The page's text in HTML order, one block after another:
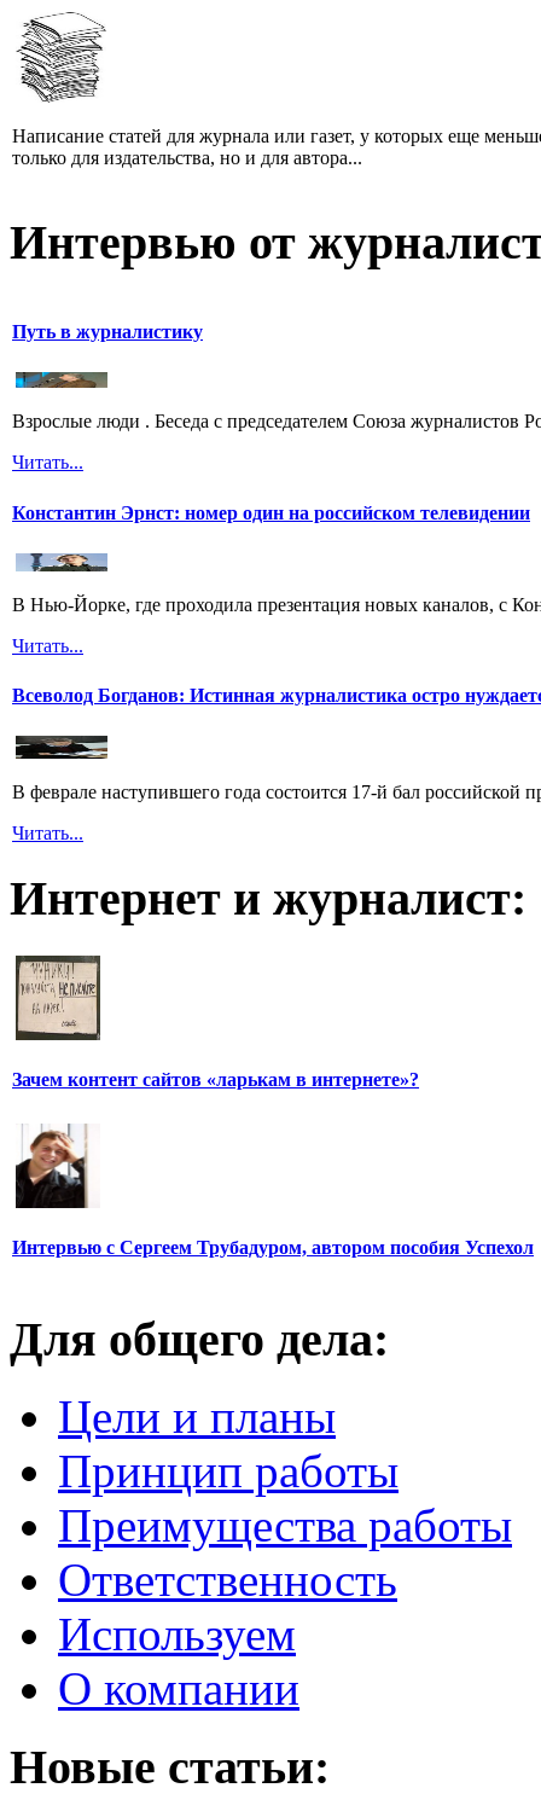
Написание статей для журнала или газет, у которых еще
только для издательства, но и для автора...
Интервью от
Путь в журналистику
Взрослые люди . Беседа с председателем Союза журналистов
Читать...
Константин Эрнст: номер один на российском телевидении
В Нью-Йорке, где проходила презентация новых каналов, с
Читать...
Всеволод Богданов: Истинная журналистика остро
В феврале наступившего года состоится 17-й бал российской
Читать...
Интернет и журналист:
Зачем контент сайтов «ларькам в интернете»?
Интервью с Сергеем Трубадуром, автором пособия Успехол
Для общего дела:
Цели и планы
Принцип работы
Преимущества работы
Ответственность
Используем
О компании
Новые статьи: